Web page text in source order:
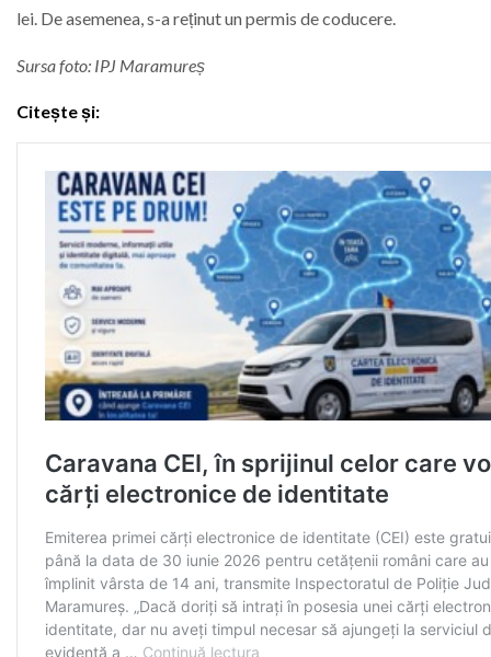
lei. De asemenea, s-a reținut un permis de coducere.
Sursa foto: IPJ Maramureș
Citește și: